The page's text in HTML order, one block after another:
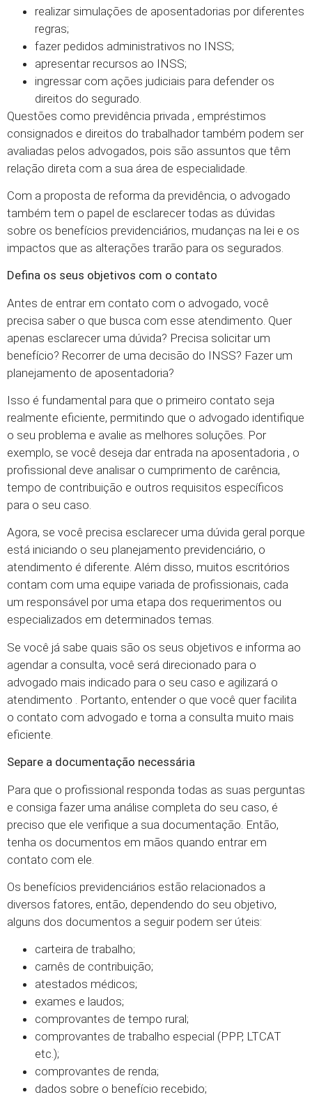
realizar simulações de aposentadorias por diferentes
regras;
fazer pedidos administrativos no INSS;
apresentar recursos ao INSS;
ingressar com ações judiciais para defender os
direitos do segurado.
Questões como previdência privada , empréstimos
consignados e direitos do trabalhador também podem ser
avaliadas pelos advogados, pois são assuntos que têm
relação direta com a sua área de especialidade.
Com a proposta de reforma da previdência, o advogado
também tem o papel de esclarecer todas as dúvidas
sobre os benefícios previdenciários, mudanças na lei e os
impactos que as alterações trarão para os segurados.
Defina os seus objetivos com o contato
Antes de entrar em contato com o advogado, você
precisa saber o que busca com esse atendimento. Quer
apenas esclarecer uma dúvida? Precisa solicitar um
benefício? Recorrer de uma decisão do INSS? Fazer um
planejamento de aposentadoria?
Isso é fundamental para que o primeiro contato seja
realmente eficiente, permitindo que o advogado identifique
o seu problema e avalie as melhores soluções. Por
exemplo, se você deseja dar entrada na aposentadoria , o
profissional deve analisar o cumprimento de carência,
tempo de contribuição e outros requisitos específicos
para o seu caso.
Agora, se você precisa esclarecer uma dúvida geral porque
está iniciando o seu planejamento previdenciário, o
atendimento é diferente. Além disso, muitos escritórios
contam com uma equipe variada de profissionais, cada
um responsável por uma etapa dos requerimentos ou
especializados em determinados temas.
Se você já sabe quais são os seus objetivos e informa ao
agendar a consulta, você será direcionado para o
advogado mais indicado para o seu caso e agilizará o
atendimento . Portanto, entender o que você quer facilita
o contato com advogado e torna a consulta muito mais
eficiente.
Separe a documentação necessária
Para que o profissional responda todas as suas perguntas
e consiga fazer uma análise completa do seu caso, é
preciso que ele verifique a sua documentação. Então,
tenha os documentos em mãos quando entrar em
contato com ele.
Os benefícios previdenciários estão relacionados a
diversos fatores, então, dependendo do seu objetivo,
alguns dos documentos a seguir podem ser úteis:
carteira de trabalho;
carnês de contribuição;
atestados médicos;
exames e laudos;
comprovantes de tempo rural;
comprovantes de trabalho especial (PPP, LTCAT
etc.);
comprovantes de renda;
dados sobre o benefício recebido;